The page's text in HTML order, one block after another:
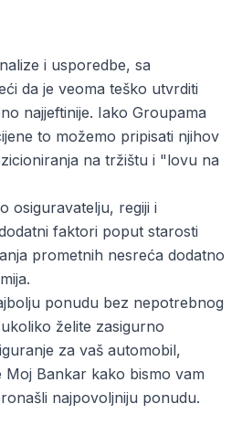
i usporedbe, sa
da je veoma teško utvrditi
najjeftinije. Iako Groupama
to možemo pripisati njihov
na tržištu i "lovu na
osiguravatelju, regiji i
faktori poput starosti
prometnih nesreća dodatno
ponudu bez nepotrebnog
želite zasigurno
za vaš automobil,
Bankar kako bismo vam
najpovoljniju ponudu.